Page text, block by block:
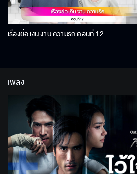
เรื่องย่อ เงิน งาน ความรัก ตอนที่ 12
เพลง